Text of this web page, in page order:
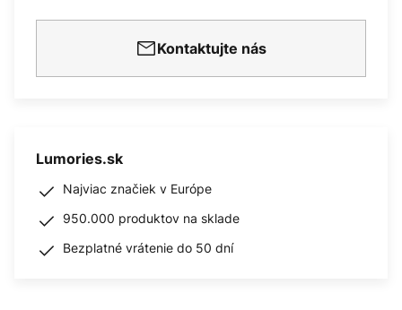
Kontaktujte nás
Lumories.sk
Najviac značiek v Európe
950.000 produktov na sklade
Bezplatné vrátenie do 50 dní